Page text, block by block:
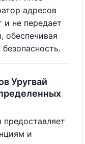
адресов
и не передает
обеспечивая
Уругвай
предоставляет
и